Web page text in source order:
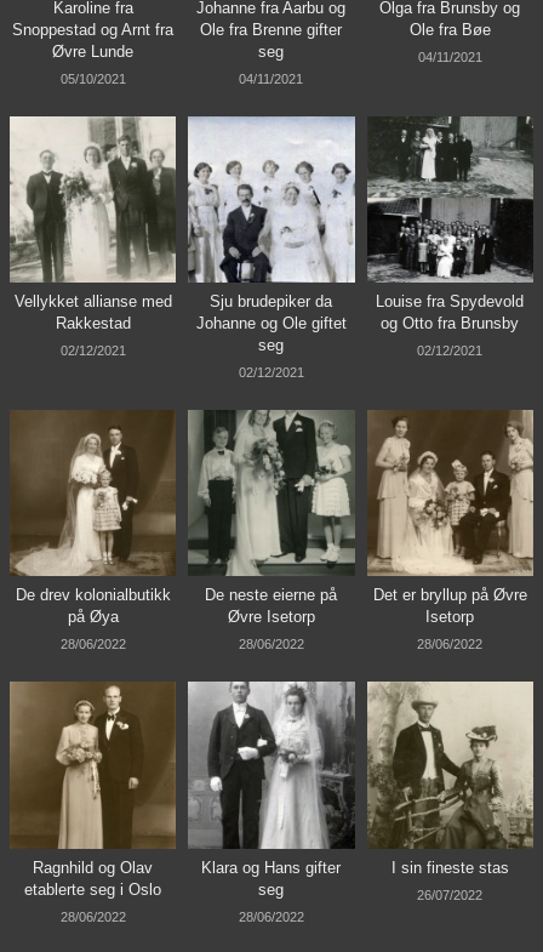
Karoline fra
Snoppestad og Arnt fra
Øvre Lunde
05/10/2021
Johanne fra Aarbu og
Ole fra Brenne gifter
seg
04/11/2021
Olga fra Brunsby og
Ole fra Bøe
04/11/2021
Vellykket allianse med
Rakkestad
02/12/2021
Sju brudepiker da
Johanne og Ole giftet
seg
02/12/2021
Louise fra Spydevold
og Otto fra Brunsby
02/12/2021
De drev kolonialbutikk
på Øya
28/06/2022
De neste eierne på
Øvre Isetorp
28/06/2022
Det er bryllup på Øvre
Isetorp
28/06/2022
Ragnhild og Olav
etablerte seg i Oslo
28/06/2022
Klara og Hans gifter
seg
28/06/2022
I sin fineste stas
26/07/2022